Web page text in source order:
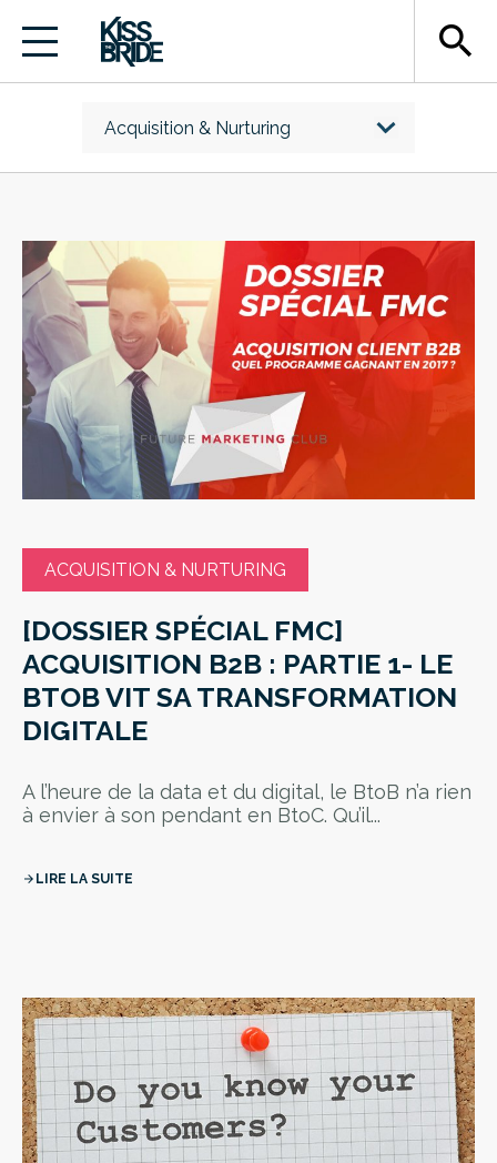
search
Acquisition & Nurturing
ACQUISITION & NURTURING
[DOSSIER SPÉCIAL FMC]
ACQUISITION B2B : PARTIE 1- LE
BTOB VIT SA TRANSFORMATION
DIGITALE
A l’heure de la data et du digital, le BtoB n’a rien
à envier à son pendant en BtoC. Qu’il...
arrow_forward LIRE LA SUITE